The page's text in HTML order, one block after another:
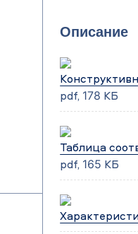
Описание
pdf, 178 КБ
Таблица
pdf, 165 КБ